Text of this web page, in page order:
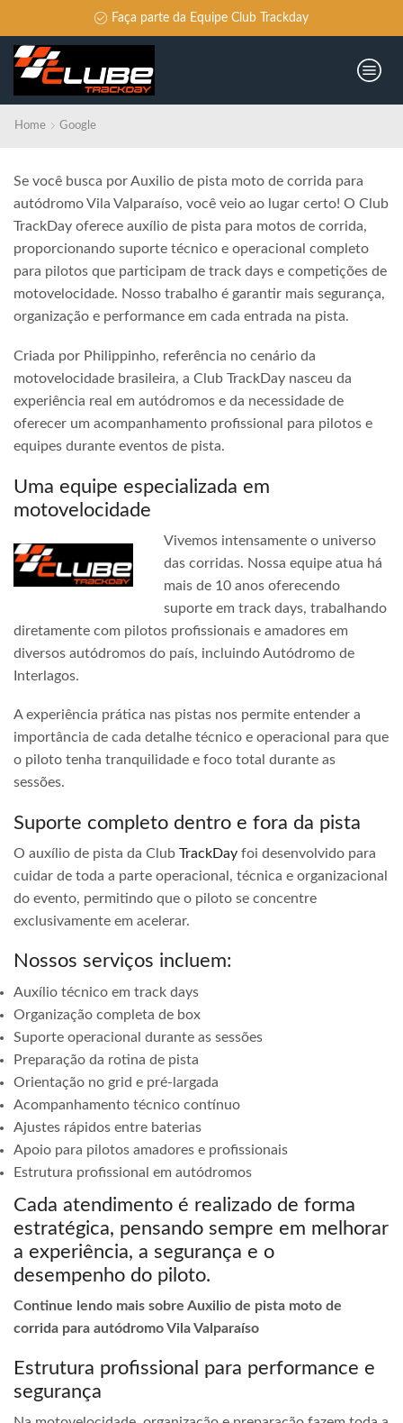
Faça parte da Equipe Club Trackday
Home Google
Se você busca por Auxilio de pista moto de corrida para
autódromo Vila Valparaíso, você veio ao lugar certo! O Club
TrackDay oferece auxílio de pista para motos de corrida,
proporcionando suporte técnico e operacional completo
para pilotos que participam de track days e competições de
motovelocidade. Nosso trabalho é garantir mais segurança,
organização e performance em cada entrada na pista.
Criada por Philippinho, referência no cenário da
motovelocidade brasileira, a Club TrackDay nasceu da
experiência real em autódromos e da necessidade de
oferecer um acompanhamento profissional para pilotos e
equipes durante eventos de pista.
Uma equipe especializada em
motovelocidade
Vivemos intensamente o universo
das corridas. Nossa equipe atua há
mais de 10 anos oferecendo
suporte em track days, trabalhando
diretamente com pilotos profissionais e amadores em
diversos autódromos do país, incluindo Autódromo de
Interlagos.
A experiência prática nas pistas nos permite entender a
importância de cada detalhe técnico e operacional para que
o piloto tenha tranquilidade e foco total durante as
sessões.
Suporte completo dentro e fora da pista
O auxílio de pista da Club TrackDay foi desenvolvido para
cuidar de toda a parte operacional, técnica e organizacional
do evento, permitindo que o piloto se concentre
exclusivamente em acelerar.
Nossos serviços incluem:
Auxílio técnico em track days
Organização completa de box
Suporte operacional durante as sessões
Preparação da rotina de pista
Orientação no grid e pré-largada
Acompanhamento técnico contínuo
Ajustes rápidos entre baterias
Apoio para pilotos amadores e profissionais
Estrutura profissional em autódromos
Cada atendimento é realizado de forma
estratégica, pensando sempre em melhorar
a experiência, a segurança e o
desempenho do piloto.
Continue lendo mais sobre Auxilio de pista moto de
corrida para autódromo Vila Valparaíso
Estrutura profissional para performance e
segurança